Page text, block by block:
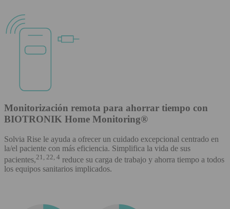
Monitorización remota para ahorrar tiempo con
BIOTRONIK Home Monitoring®
Solvia Rise le ayuda a ofrecer un cuidado excepcional centrado en
la/el paciente con más eficiencia. Simplifica la vida de sus
pacientes,21, 22, 4 reduce su carga de trabajo y ahorra tiempo a todos
los equipos sanitarios implicados.